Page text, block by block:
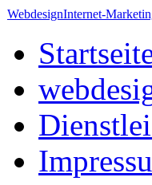
WebdesignInternet-